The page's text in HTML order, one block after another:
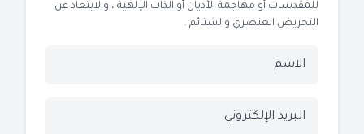
للمقدسات أو مهاجمة الأديان أو الذات الإلهية ، والابتعاد عن
التحريض العنصري والشتائم .